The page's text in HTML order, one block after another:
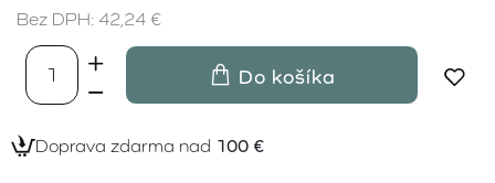
Bez DPH: 42,24 €
Do košíka
Doprava zdarma nad 100 €